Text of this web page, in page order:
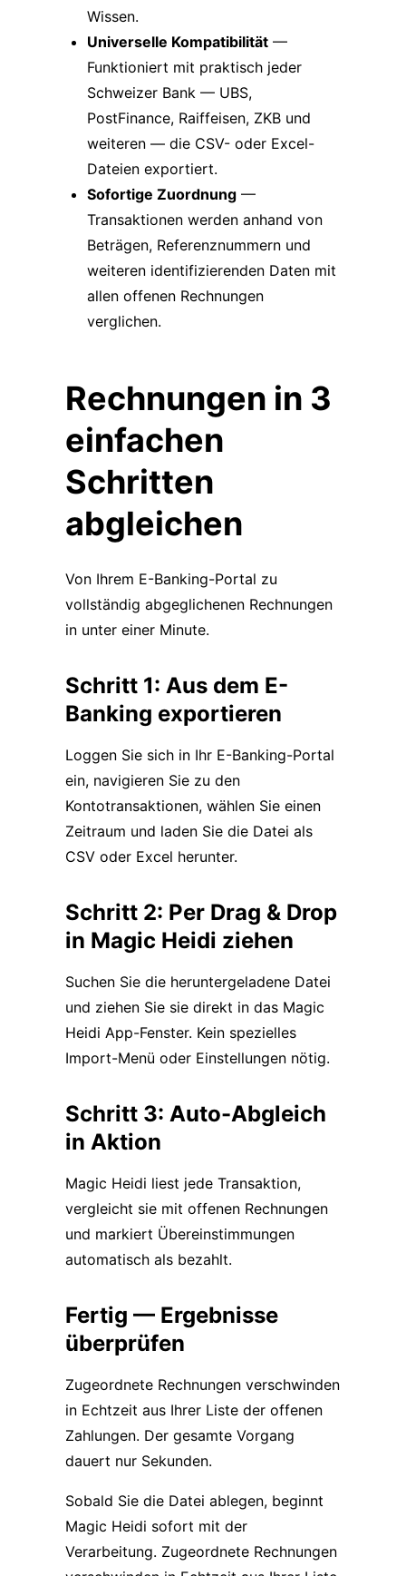
Wissen.
Universelle Kompatibilität —
Funktioniert mit praktisch jeder
Schweizer Bank — UBS,
PostFinance, Raiffeisen, ZKB und
weiteren — die CSV- oder Excel-
Dateien exportiert.
Sofortige Zuordnung —
Transaktionen werden anhand von
Beträgen, Referenznummern und
weiteren identifizierenden Daten mit
allen offenen Rechnungen
verglichen.
Rechnungen in 3
einfachen
Schritten
abgleichen
Von Ihrem E-Banking-Portal zu
vollständig abgeglichenen Rechnungen
in unter einer Minute.
Schritt 1: Aus dem E-
Banking exportieren
Loggen Sie sich in Ihr E-Banking-Portal
ein, navigieren Sie zu den
Kontotransaktionen, wählen Sie einen
Zeitraum und laden Sie die Datei als
CSV oder Excel herunter.
Schritt 2: Per Drag & Drop
in Magic Heidi ziehen
Suchen Sie die heruntergeladene Datei
und ziehen Sie sie direkt in das Magic
Heidi App-Fenster. Kein spezielles
Import-Menü oder Einstellungen nötig.
Schritt 3: Auto-Abgleich
in Aktion
Magic Heidi liest jede Transaktion,
vergleicht sie mit offenen Rechnungen
und markiert Übereinstimmungen
automatisch als bezahlt.
Fertig — Ergebnisse
überprüfen
Zugeordnete Rechnungen verschwinden
in Echtzeit aus Ihrer Liste der offenen
Zahlungen. Der gesamte Vorgang
dauert nur Sekunden.
Sobald Sie die Datei ablegen, beginnt
Magic Heidi sofort mit der
Verarbeitung. Zugeordnete Rechnungen